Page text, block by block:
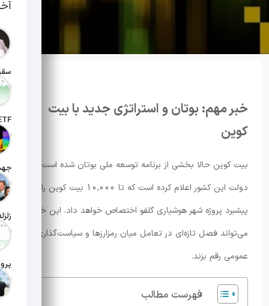
تاریخ
تاریخ
تاریخ
تاریخ
تاریخ
خبر مهم: بوتان و استراتژی جدید با بیت
کوین
بیت کوین حالا بخشی از برنامه توسعه ملی بوتان شده است.
دولت این کشور اعلام کرده است که تا 10,000 بیت کوین را برای
پیشبرد پروژه شهر هوشیاری گلفو اختصاص خواهد داد. این خبر
می‌تواند فصل تازه‌ای در تعامل میان رمزارزها و سیاست‌گذاری
عمومی رقم بزند.
فهرست مطالب